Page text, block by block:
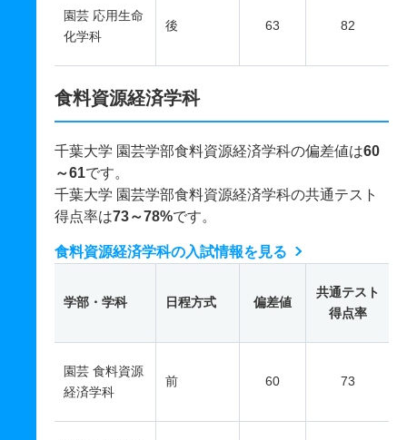
園芸 応用生命
化学科
後 63 82
食料資源経済学科
千葉大学 園芸学部食料資源経済学科の偏差値は60
～61です。
千葉大学 園芸学部食料資源経済学科の共通テスト
得点率は73～78%です。
食料資源経済学科の入試情報を見る
学部・学科 日程方式 偏差値
共通テスト
得点率
園芸 食料資源
経済学科
前 60 73